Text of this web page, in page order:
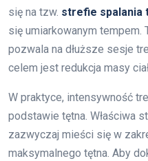
się na tzw. strefie spalania
się umiarkowanym tempem.
pozwala na dłuższe sesje
celem jest redukcja masy
W praktyce, intensywność
podstawie tętna. Właściwa
zazwyczaj mieści się w
maksymalnego tętna. Aby